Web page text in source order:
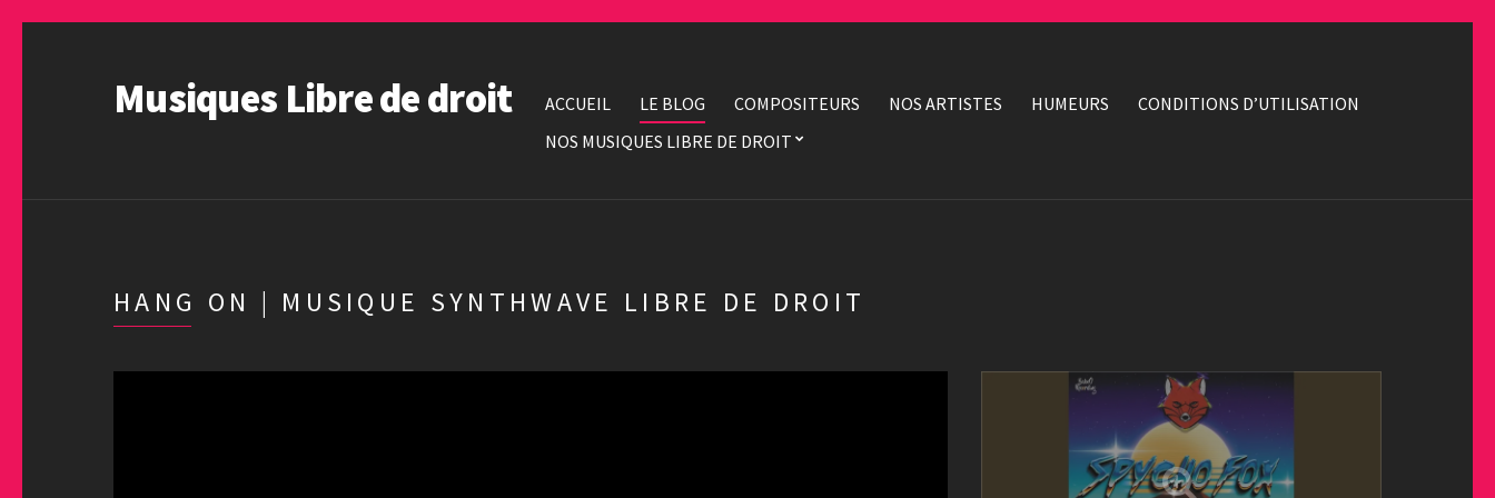
Musiques Libre de droit ACCUEIL LE BLOG COMPOSITEURS NOS ARTISTES HUMEURS
CONDITIONS D’UTILISATION
NOS MUSIQUES LIBRE DE DROIT
HANG ON | MUSIQUE SYNTHWAVE LIBRE DE DROIT